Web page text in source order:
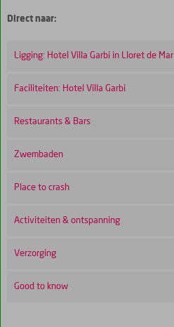
Direct naar:
Ligging: Hotel Villa Garbi in Lloret de Mar
Faciliteiten: Hotel Villa Garbi
Restaurants & Bars
Zwembaden
Place to crash
Activiteiten & ontspanning
Verzorging
Good to know